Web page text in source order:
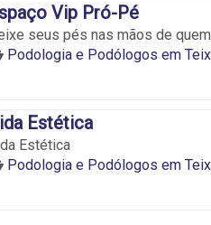
Vip Pró-Pé
seus pés nas mãos de
Podologia e Podólogos em
Estética
Estética
Podologia e Podólogos em